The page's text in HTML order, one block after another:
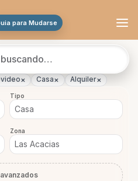
para Mudarse
× Casa× Alquiler×
Tipo
Zona